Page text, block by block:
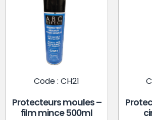
Code : CH21
Protecteurs moules –
film mince 500ml